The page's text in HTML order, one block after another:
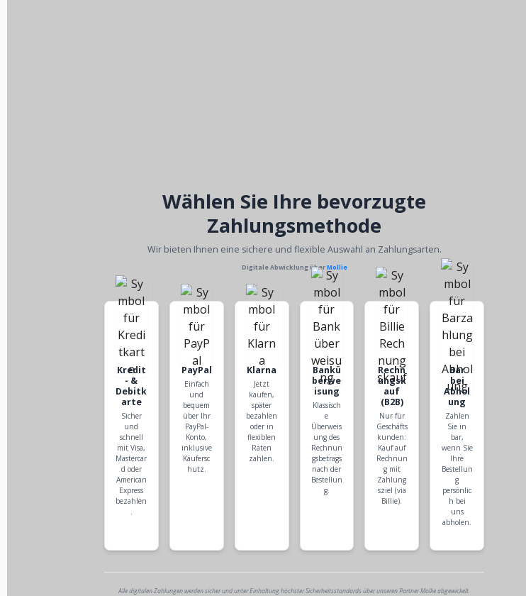
Wählen Sie Ihre bevorzugte
Zahlungsmethode
Wir bieten Ihnen eine sichere und flexible Auswahl an Zahlungsarten.
Digitale Abwicklung überMollie
Kredit
- &
Debitk
arte
Sicher
und
schnell
mit Visa,
Mastercar
d oder
American
Express
bezahlen
.
PayPal
Einfach
und
bequem
über Ihr
PayPal-
Konto,
inklusive
Käufersc
hutz.
Klarna
Jetzt
kaufen,
später
bezahlen
oder in
flexiblen
Raten
zahlen.
Bankü
berwe
isung
Klassisch
e
Überweis
ung des
Rechnun
gsbetrags
nach der
Bestellun
g.
Rechn
ungsk
auf
(B2B)
Nur für
Geschäfts
kunden:
Kauf auf
Rechnun
g mit
Zahlung
sziel (via
Billie).
Bar
bei
Abhol
ung
Zahlen
Sie in
bar,
wenn Sie
Ihre
Bestellun
g
persönlic
h bei
uns
abholen.
Alle digitalen Zahlungen werden sicher und unter Einhaltung höchster Sicherheitsstandards über unseren Partner Mollie abgewickelt.